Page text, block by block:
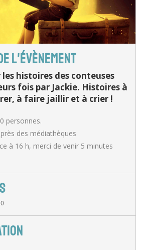
L'ÉVÈNEMENT
histoires des conteuses
fois par Jackie. Histoires à
à faire jaillir et à crier !
personnes.
des médiathèques
à 16 h, merci de venir 5 minutes